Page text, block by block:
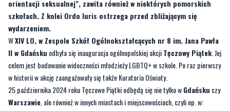
WXIV LO, w Zespole Szkół Ogólnokształcących nr 8 im. Jana Pawła
II w Gdańsku odbyła się inauguracja ogólnopolskiej akcjiTęczowy Piątek
celem jest budowanie widoczności młodzieży LGBTQ+ w szkole. Po raz pierwszy
w historii w akcję zaangażowały się także Kuratoria Oświaty.
25 października 2024 roku Tęczowe Piątki odbędą się nie tylko wGdańskuczy
Warszawie, ale również w innych miastach i miejscowościach, czyli np. w:
Koninie,Wieluniu,Chojnicach,Kiędzierzynie-Koźlu,
Słupsku,Gryfinie,Wągrowcu,Krośnie,Bytomiu,Sopocie,Bielsku-
Białej,Gdyni,Bydgoszczy,Rzeszowie,Katowicach,Łodzi,Zielonej